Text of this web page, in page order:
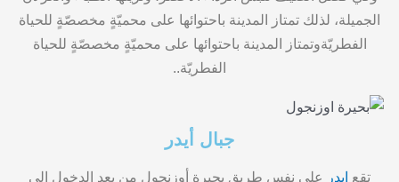
الجميلة، لذلك تمتاز المدينة باحتوائها على محميّةٍ مخصصّةٍ للحياة
الفطريّةوتمتاز المدينة باحتوائها على محميّةٍ مخصصّةٍ للحياة
الفطريّة..
جبال أيدر
تقع ايدر على نفس طريق بحيرة أوزنجول من بعد الدخول الى